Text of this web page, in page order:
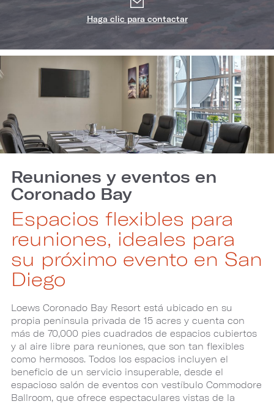
Haga clic para contactar
Reuniones y eventos en
Coronado Bay
Espacios flexibles para
reuniones, ideales para
su próximo evento en San
Diego
Loews Coronado Bay Resort está ubicado en su
propia península privada de 15 acres y cuenta con
más de 70,000 pies cuadrados de espacios cubiertos
y al aire libre para reuniones, que son tan flexibles
como hermosos. Todos los espacios incluyen el
beneficio de un servicio insuperable, desde el
espacioso salón de eventos con vestíbulo Commodore
Ballroom, que ofrece espectaculares vistas de la